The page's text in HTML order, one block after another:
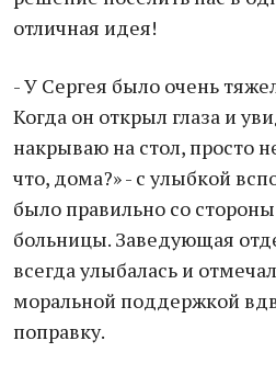
отличная идея!
- У Сергея было очень
Когда он открыл глаза и
накрываю на стол, просто
что, дома?» - с улыбкой
было правильно со
больницы. Заведующая
всегда улыбалась и
моральной поддержкой
поправку.